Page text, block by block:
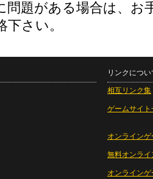
問題がある場合は、お
下さい。
リンクについ
相互リンク集
ゲームサイト
オンラインゲ
無料オンライ
オンライン